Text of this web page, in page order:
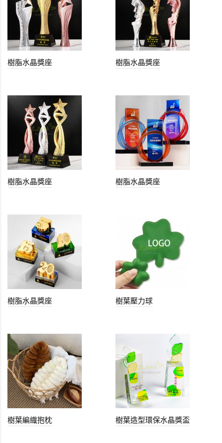
樹脂水晶獎座 樹脂水晶獎座
樹脂水晶獎座 樹脂水晶獎座
樹脂水晶獎座 樹葉壓力球
樹葉編織抱枕 樹葉造型環保水晶獎盃